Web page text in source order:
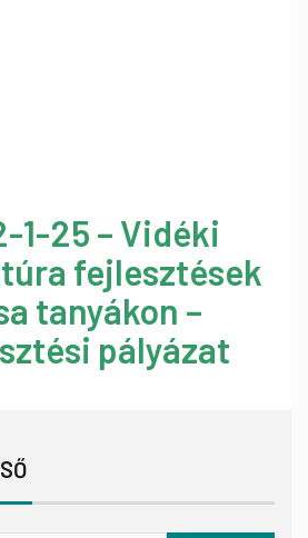
1-25 – Vidéki
fejlesztések
tanyákon –
pályázat